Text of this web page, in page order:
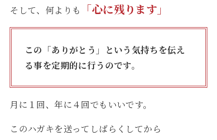
そして、何よりも 「心に残ります」
この「ありがとう」という気持ちを伝え
る事を定期的に行うのです。
月に１回、年に４回でもいいです。
このハガキを送ってしばらくしてから